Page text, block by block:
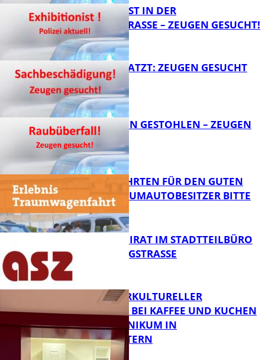
EXHIBITIONIST IN DER
VELMANNSTRASSE – ZEUGEN GESUCHT!
AUTO ZERKRATZT: ZEUGEN GESUCHT
FB News
TEURE KETTEN GESTOHLEN – ZEUGEN
GESUCHT!
FB News
SPENDENFAHRTEN FÜR DEN GUTEN
ZWECK – TRAUMAUTOBESITZER BITTE
MELDEN!
FB News
SENIORENBEIRAT IM STADTTEILBÜRO
IN DER KÖNIGSTRASSE
NEUER INTERKULTURELLER
TREFFPUNKT BEI KAFFEE UND KUCHEN
IM PFALZKLINIKUM IN
KAISERSLAUTERN